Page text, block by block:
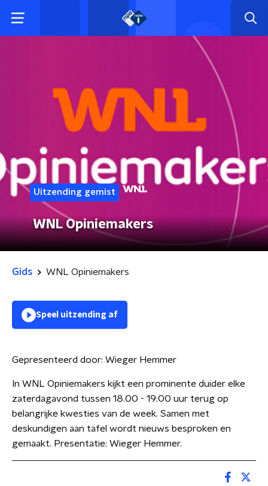
Uitzending gemist
WNL Opiniemakers
Gids WNL Opiniemakers
Speel uitzending af
Gepresenteerd door: Wieger Hemmer
In WNL Opiniemakers kijkt een prominente duider elke
zaterdagavond tussen 18.00 - 19:00 uur terug op
belangrijke kwesties van de week. Samen met
deskundigen aan tafel wordt nieuws besproken en
gemaakt. Presentatie: Wieger Hemmer.